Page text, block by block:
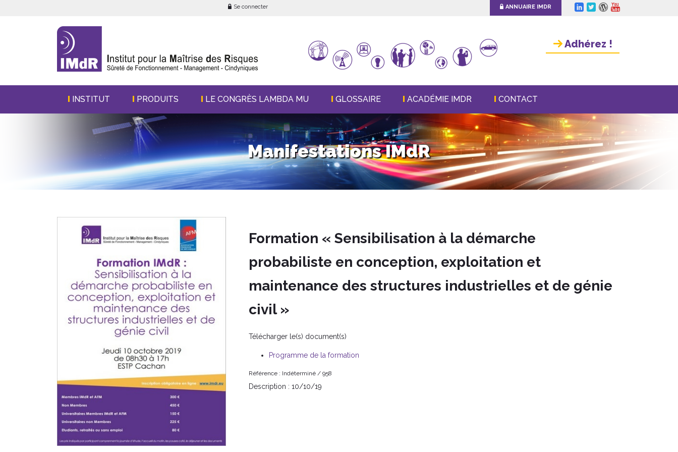
Se connecter ANNUAIRE IMDR
Adhérez !
INSTITUT PRODUITS LE CONGRÈS LAMBDA MU GLOSSAIRE ACADÉMIE IMDR CONTACT
Manifestations IMdR
Formation « Sensibilisation à la démarche
probabiliste en conception, exploitation et
maintenance des structures industrielles et de génie
civil »
Télécharger le(s) document(s)
Programme de la formation
Référence : Indéterminé /958
Description :10/10/19